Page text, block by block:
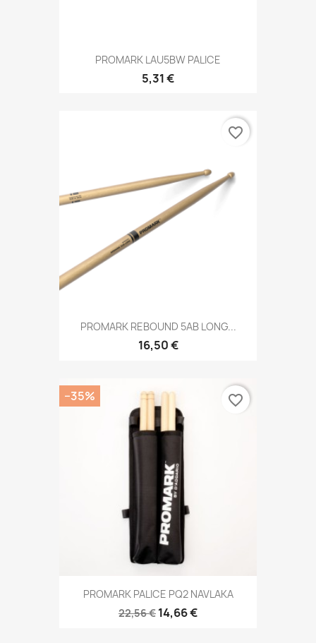
PROMARK LAU5BW PALICE
5,31 €
PROMARK REBOUND 5AB LONG...
16,50 €
favorite_border
PROMARK PALICE PQ2 NAVLAKA
22,56 € 14,66 €
−35% favorite_border